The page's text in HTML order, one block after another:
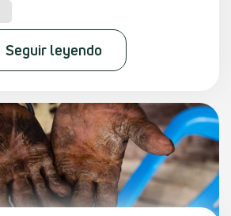
Seguir leyendo